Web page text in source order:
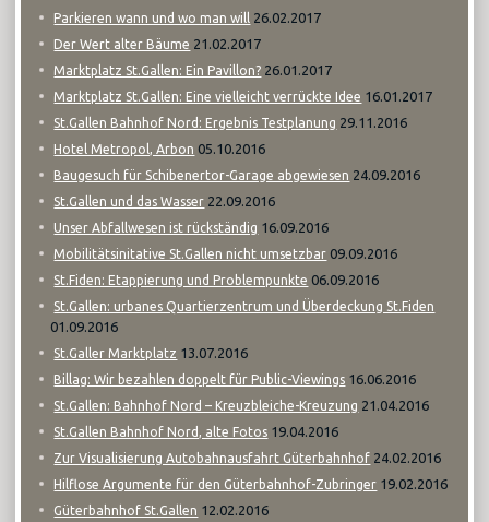
Parkieren wann und wo man will 26.02.2017
Der Wert alter Bäume 21.02.2017
Marktplatz St.Gallen: Ein Pavillon? 26.01.2017
Marktplatz St.Gallen: Eine vielleicht verrückte Idee 16.01.2017
St.Gallen Bahnhof Nord: Ergebnis Testplanung 29.11.2016
Hotel Metropol, Arbon 05.10.2016
Baugesuch für Schibenertor-Garage abgewiesen 24.09.2016
St.Gallen und das Wasser 22.09.2016
Unser Abfallwesen ist rückständig 16.09.2016
Mobilitätsinitative St.Gallen nicht umsetzbar 09.09.2016
St.Fiden: Etappierung und Problempunkte 06.09.2016
St.Gallen: urbanes Quartierzentrum und Überdeckung St.Fiden
01.09.2016
St.Galler Marktplatz 13.07.2016
Billag: Wir bezahlen doppelt für Public-Viewings 16.06.2016
St.Gallen: Bahnhof Nord – Kreuzbleiche-Kreuzung 21.04.2016
St.Gallen Bahnhof Nord, alte Fotos 19.04.2016
Zur Visualisierung Autobahnausfahrt Güterbahnhof 24.02.2016
Hilflose Argumente für den Güterbahnhof-Zubringer 19.02.2016
Güterbahnhof St.Gallen 12.02.2016